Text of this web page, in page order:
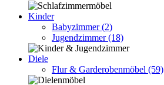
Kinder
Babyzimmer(2)
Jugendzimmer(18)
Diele
Flur & Garderobenmöbel (59)